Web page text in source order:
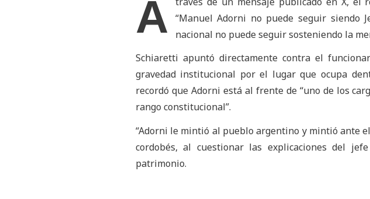
A
“Manuel Adorni no puede seguir siendo
nacional no puede seguir sosteniendo la
Schiaretti apuntó directamente contra el
gravedad institucional por el lugar que ocupa
recordó que Adorni está al frente de “uno de los
rango constitucional”.
“Adorni le mintió al pueblo argentino y mintió ante
cordobés, al cuestionar las explicaciones del
patrimonio.